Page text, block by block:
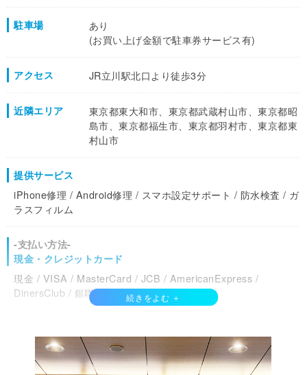
駐車場
あり
(お買い上げ金額で駐車券サービス有)
アクセス JR立川駅北口より徒歩3分
近隣エリア
東京都東大和市、東京都武蔵村山市、東京都昭
島市、東京都福生市、東京都羽村市、東京都東
村山市
提供サービス
iPhone修理 / Android修理 / スマホ設定サポート / 防水検査 / ガ
ラスフィルム
-支払い方法-
現金・クレジットカード
現金 / VISA / MasterCard / JCB / AmericanExpress /
DinersClub / 銀聯カード / Discover /
交通系IC / 楽天Edy /